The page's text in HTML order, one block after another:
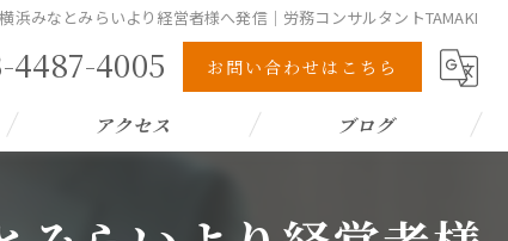
浜みなとみらいより経営者様へ発信｜労務コンサルタントTAMAKI
4487-4005 お問い合わせはこちら
アクセス ブログ